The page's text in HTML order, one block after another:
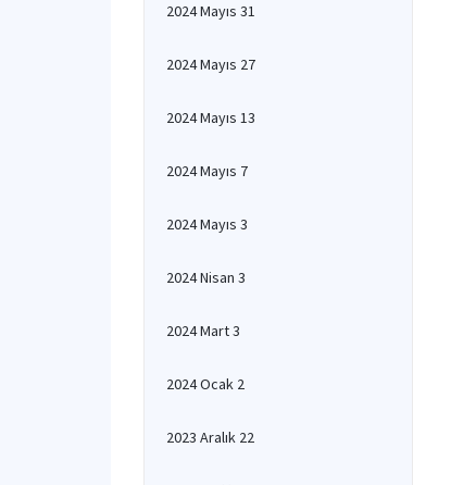
2024 Mayıs 31
2024 Mayıs 27
2024 Mayıs 13
2024 Mayıs 7
2024 Mayıs 3
2024 Nisan 3
2024 Mart 3
2024 Ocak 2
2023 Aralık 22